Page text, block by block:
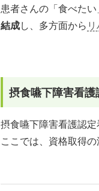
患者さんの「食べた
結成し、多方面から リ
摂食嚥下障害看護
摂食嚥下障害看護認
ここでは、資格取得